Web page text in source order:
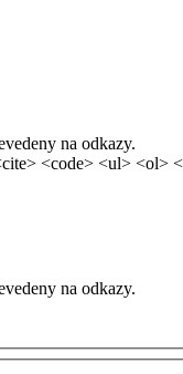
na odkazy.
<code> <ul> <ol>
na odkazy.